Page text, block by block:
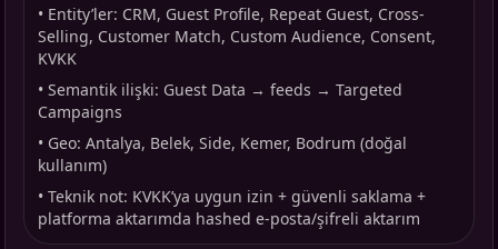
• Entity’ler: CRM, Guest Profile, Repeat Guest, Cross-
Selling, Customer Match, Custom Audience, Consent,
KVKK
• Semantik ilişki: Guest Data → feeds → Targeted
Campaigns
• Geo: Antalya, Belek, Side, Kemer, Bodrum (doğal
kullanım)
• Teknik not: KVKK’ya uygun izin + güvenli saklama +
platforma aktarımda hashed e-posta/şifreli aktarım